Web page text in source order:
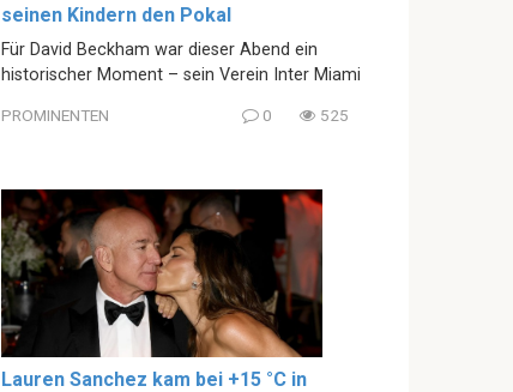
seinen Kindern den Pokal
Für David Beckham war dieser Abend ein
historischer Moment – sein Verein Inter Miami
PROMINENTEN 0 525
Lauren Sanchez kam bei +15 °C in